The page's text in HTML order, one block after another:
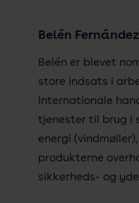
Belén
Belén er blevet
store indsats i
internationale
tjenester til brug i
energi
produkterne
sikkerheds- og